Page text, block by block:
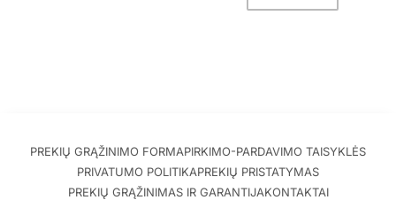
PREKIŲ GRĄŽINIMO FORMAPIRKIMO-PARDAVIMO TAISYKLĖS
PRIVATUMO POLITIKAPREKIŲ PRISTATYMAS
PREKIŲ GRĄŽINIMAS IR GARANTIJAKONTAKTAI